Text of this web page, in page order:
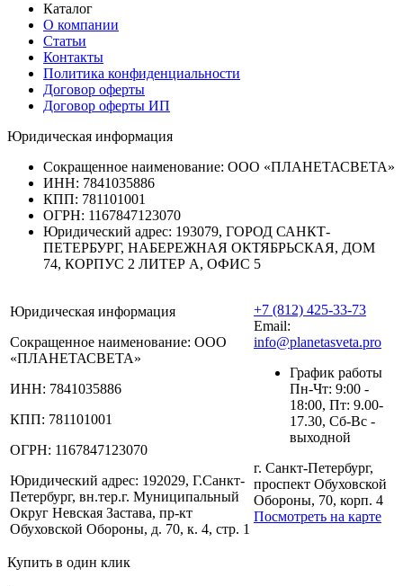
Каталог
О компании
Статьи
Контакты
Политика конфиденциальности
Договор оферты
Договор оферты ИП
Юридическая информация
Сокращенное наименование: ООО «ПЛАНЕТАСВЕТА»
ИНН: 7841035886
КПП: 781101001
ОГРН: 1167847123070
Юридический адрес: 193079, ГОРОД САНКТ-
ПЕТЕРБУРГ, НАБЕРЕЖНАЯ ОКТЯБРЬСКАЯ, ДОМ
74, КОРПУС 2 ЛИТЕР А, ОФИС 5
Юридическая информация
Сокращенное наименование: ООО
«ПЛАНЕТАСВЕТА»
ИНН: 7841035886
КПП: 781101001
ОГРН: 1167847123070
Юридический адрес: 192029, Г.Санкт-
Петербург, вн.тер.г. Муниципальный
Округ Невская Застава, пр-кт
Обуховской Обороны, д. 70, к. 4, стр. 1
+7 (812) 425-33-73
Email:
info@planetasveta.pro
График работы
Пн-Чт: 9:00 -
18:00, Пт: 9.00-
17.30, Сб-Вс -
выходной
г. Санкт-Петербург,
проспект Обуховской
Обороны, 70, корп. 4
Посмотреть на карте
Купить в один клик